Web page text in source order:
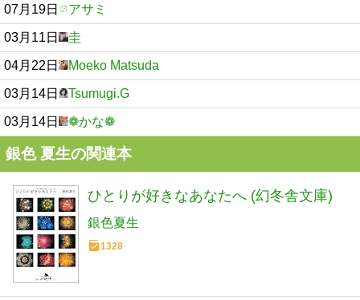
07月19日 アサミ
03月11日 圭
04月22日 Moeko Matsuda
03月14日 Tsumugi.G
03月14日 ❁かな❁
銀色 夏生の関連本
ひとりが好きなあなたへ (幻冬舎文庫)
銀色夏生
1328